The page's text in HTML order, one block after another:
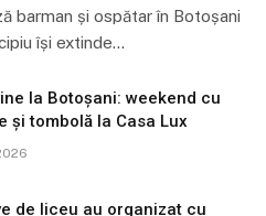
barman și ospătar în Botoșani
își extinde…
la Botoșani: weekend cu
și tombolă la Casa Lux
de liceu au organizat cu